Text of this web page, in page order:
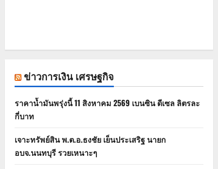
ข่าวการเงิน เศรษฐกิจ
ราคาน้ำมันพรุ่งนี้ 11 สิงหาคม 2569 เบนซิน ดีเซล ลิตรละ
กี่บาท
เจาะทรัพย์สิน พ.ต.อ.ธงชัย เย็นประเสริฐ นายก
อบจ.นนทบุรี รวยเหนาะๆ